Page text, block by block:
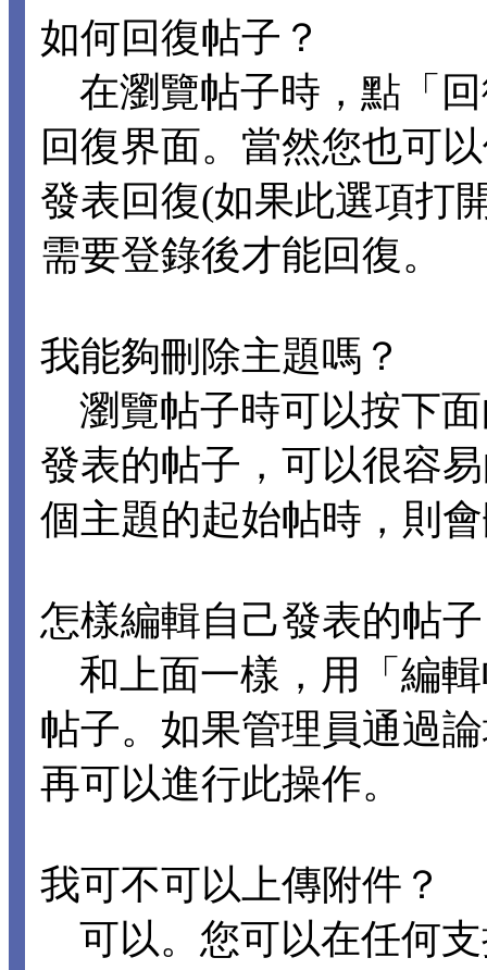
如何回復帖子？
在瀏覽帖子時，點「
回復界面。當然您也可
發表回復(如果此選項打
需要登錄後才能回復。
我能夠刪除主題嗎？
瀏覽帖子時可以按下
發表的帖子，可以很容
個主題的起始帖時，則
怎樣編輯自己發表的帖
和上面一樣，用「編
帖子。如果管理員通過
再可以進行此操作。
我可不可以上傳附件？
可以。您可以在任何